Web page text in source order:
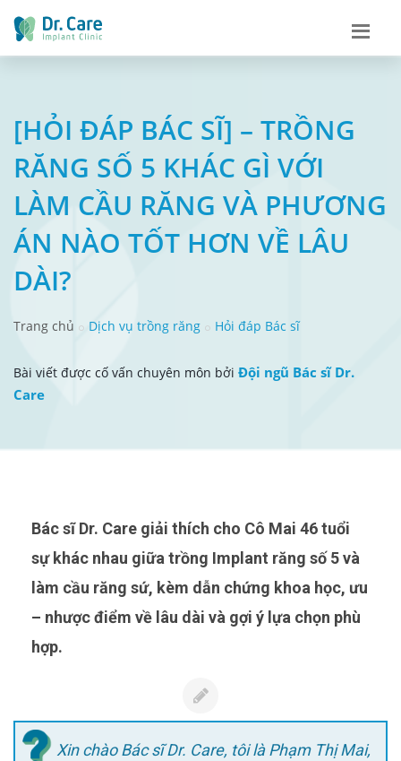
[HỎI ĐÁP BÁC SĨ] – TRỒNG
RĂNG SỐ 5 KHÁC GÌ VỚI
LÀM CẦU RĂNG VÀ PHƯƠNG
ÁN NÀO TỐT HƠN VỀ LÂU
DÀI?
Trang chủ Dịch vụ trồng răng Hỏi đáp Bác sĩ
Bài viết được cố vấn chuyên môn bởi Đội ngũ Bác sĩ Dr.
Care
Bác sĩ Dr. Care giải thích cho Cô Mai 46 tuổi
sự khác nhau giữa trồng Implant răng số 5 và
làm cầu răng sứ, kèm dẫn chứng khoa học, ưu
– nhược điểm về lâu dài và gợi ý lựa chọn phù
hợp.
Xin chào Bác sĩ Dr. Care, tôi là Phạm Thị Mai,